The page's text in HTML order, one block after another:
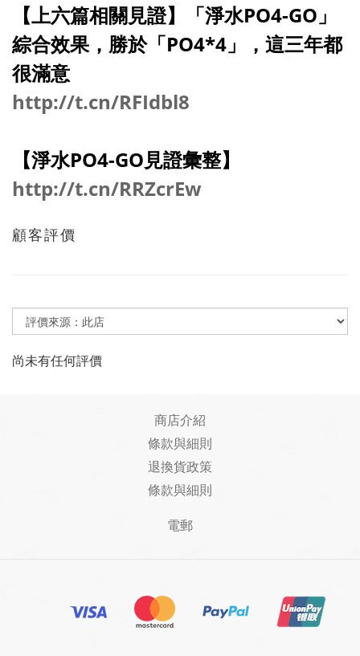
【上六篇相關見證】「淨水PO4-GO」
綜合效果，勝於「PO4*4」，這三年都
很滿意
http://t.cn/RFIdbl8
【淨水PO4-GO見證彙整】
http://t.cn/RRZcrEw
顧客評價
尚未有任何評價
商店介紹
條款與細則
退換貨政策
條款與細則
電郵